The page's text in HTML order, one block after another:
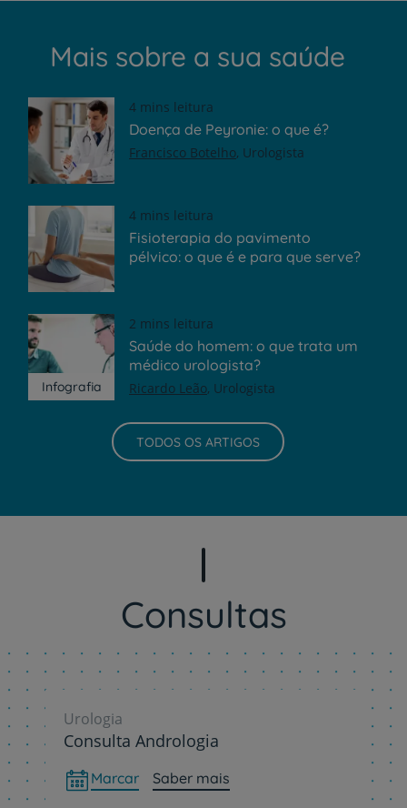
Mais sobre a sua saúde
4 mins leitura
Doença de Peyronie: o que é?
Francisco Botelho Urologista
4 mins leitura
Fisioterapia do pavimento
pélvico: o que é e para que serve?
Infografia
2 mins leitura
Saúde do homem: o que trata um
médico urologista?
Ricardo Leão Urologista
TODOS OS ARTIGOS
Consultas
Urologia
Consulta Andrologia
Marcar Saber mais